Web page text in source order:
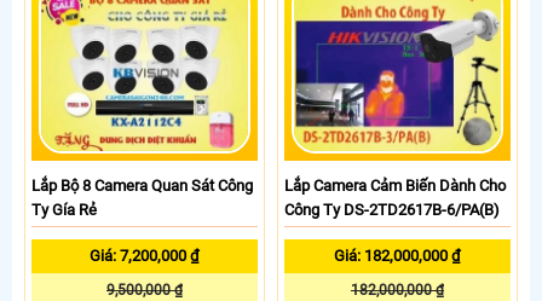
Lắp Bộ 8 Camera Quan Sát Công
Ty Gía Rẻ
Giá: 7,200,000 ₫
9,500,000 ₫
Lắp Camera Cảm Biến Dành Cho
Công Ty DS-2TD2617B-6/PA(B)
Giá: 182,000,000 ₫
182,000,000 ₫